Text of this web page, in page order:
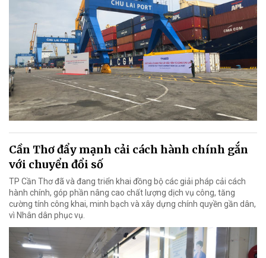
Cần Thơ đẩy mạnh cải cách hành chính gắn
với chuyển đổi số
TP Cần Thơ đã và đang triển khai đồng bộ các giải pháp cải cách
hành chính, góp phần nâng cao chất lượng dịch vụ công, tăng
cường tính công khai, minh bạch và xây dựng chính quyền gần dân,
vì Nhân dân phục vụ.